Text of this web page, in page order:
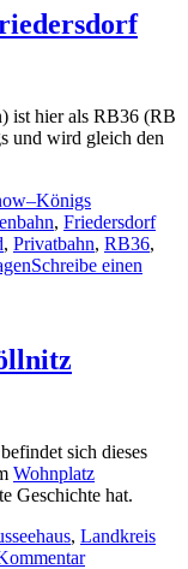
ist hier als RB36 (RB
und wird gleich den
, Friedersdorf
, Privatbahn, RB36,
Schreibe einen
sich dieses
Wohnplatz
Geschichte hat.
, Landkreis
zu